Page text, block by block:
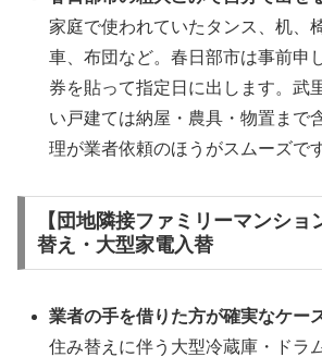
家庭で使われていたタンス、机、
車、布団など。春日部市は事前申
券を貼って指定日に出します。武
い戸建ては納屋・農具・物置まで
理が業者依頼のほうがスムーズです
【団地隣接ファミリーマンショ
替え・大型家電入替
業者の手を借りた方が確実なケー
住み替えに伴う大型冷蔵庫・ドラ